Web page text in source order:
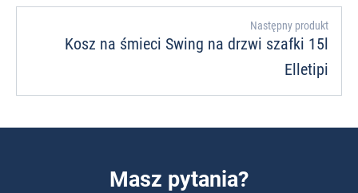
Następny produkt
Kosz na śmieci Swing na drzwi szafki 15l
Elletipi
Masz pytania?